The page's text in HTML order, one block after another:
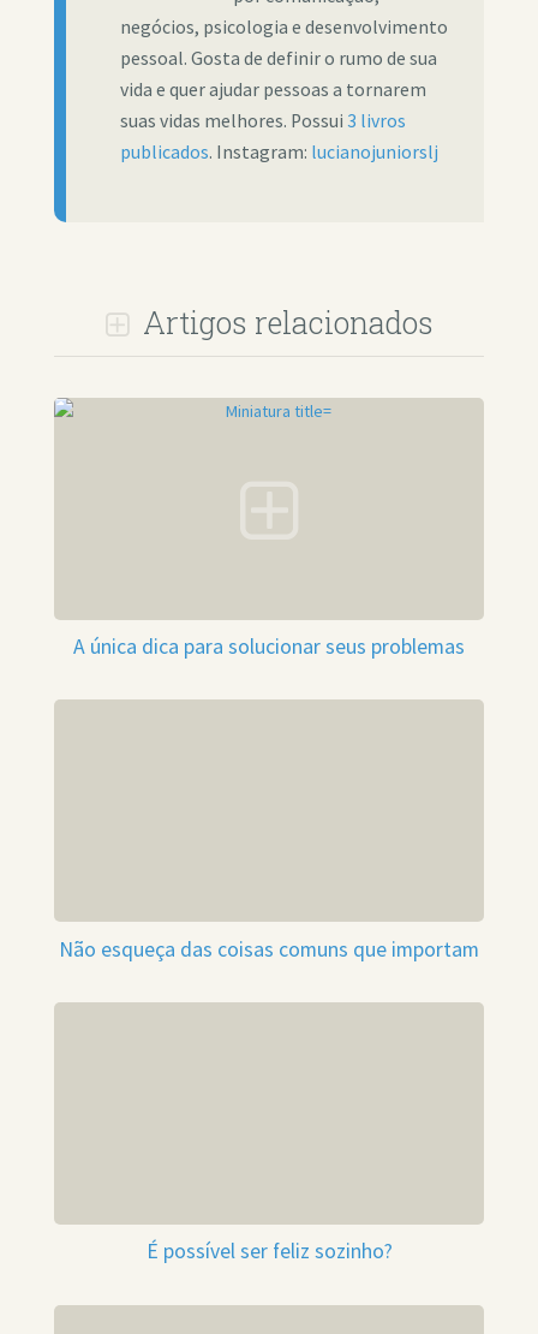
negócios, psicologia e desenvolvimento
pessoal. Gosta de definir o rumo de sua
vida e quer ajudar pessoas a tornarem
suas vidas melhores. Possui 3 livros
publicados. Instagram: lucianojuniorslj
Artigos relacionados
A única dica para solucionar seus problemas
Não esqueça das coisas comuns que importam
É possível ser feliz sozinho?